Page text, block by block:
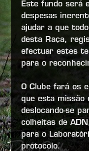
Este fundo será
despesas
ajudar a que
desta Raça,
efectuar estes
para o
O Clube fará os
que esta missão
deslocando-se
colheitas de
para o
protocolo.